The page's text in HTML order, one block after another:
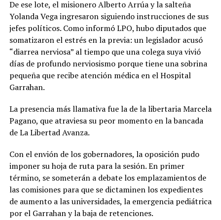
De ese lote, el misionero Alberto Arrúa y la salteña
Yolanda Vega ingresaron siguiendo instrucciones de sus
jefes políticos. Como informó LPO, hubo diputados que
somatizaron el estrés en la previa: un legislador acusó
“diarrea nerviosa” al tiempo que una colega suya vivió
días de profundo nerviosismo porque tiene una sobrina
pequeña que recibe atención médica en el Hospital
Garrahan.
La presencia más llamativa fue la de la libertaria Marcela
Pagano, que atraviesa su peor momento en la bancada
de La Libertad Avanza.
Con el envión de los gobernadores, la oposición pudo
imponer su hoja de ruta para la sesión. En primer
término, se someterán a debate los emplazamientos de
las comisiones para que se dictaminen los expedientes
de aumento a las universidades, la emergencia pediátrica
por el Garrahan y la baja de retenciones.